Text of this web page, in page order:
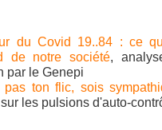
du Covid 19..84 : ce
de notre société,
par le Genepi
pas ton flic, sois
les pulsions d'auto-